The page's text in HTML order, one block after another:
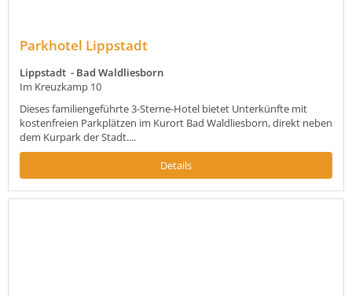
Parkhotel Lippstadt
Lippstadt - Bad Waldliesborn
Im Kreuzkamp 10
Dieses familiengeführte 3-Sterne-Hotel bietet Unterkünfte mit
kostenfreien Parkplätzen im Kurort Bad Waldliesborn, direkt neben
dem Kurpark der Stadt....
Details